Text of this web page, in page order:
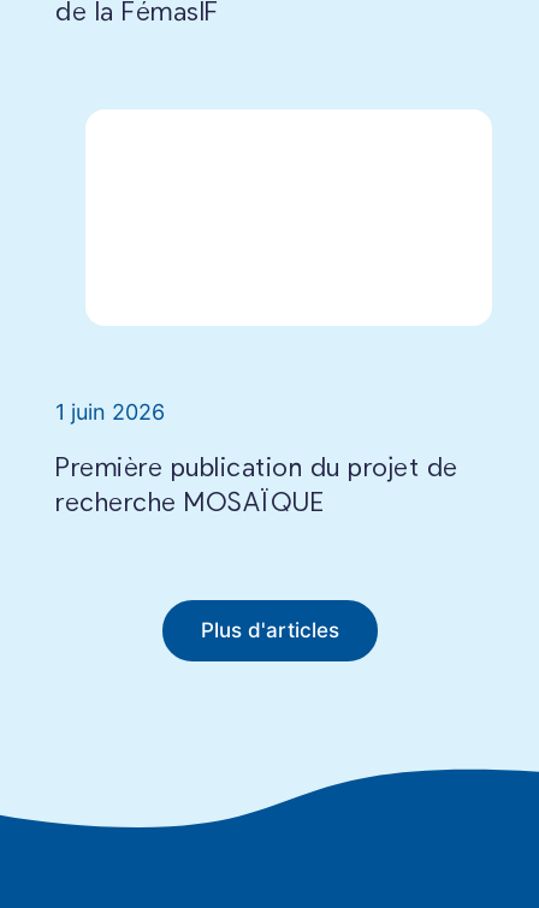
de la FémasIF
1 juin 2026
Première publication du projet de
recherche MOSAÏQUE
Plus d'articles